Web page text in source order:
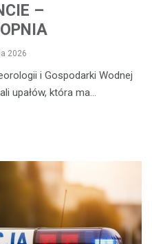
–
2026
i Gospodarki Wodnej
upałów, która ma…